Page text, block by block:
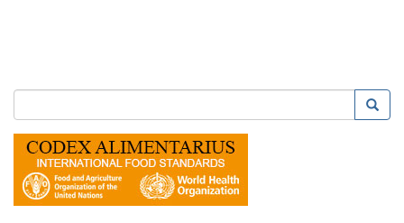
Search
Пребарување